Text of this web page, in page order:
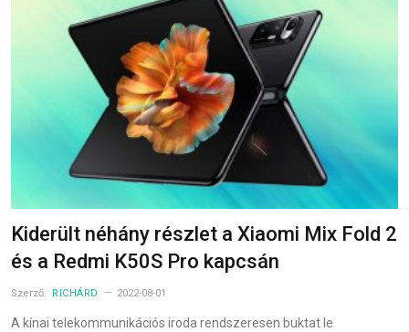
Kiderült néhány részlet a Xiaomi Mix Fold 2
és a Redmi K50S Pro kapcsán
Szerző: RICHÁRD 2022-08-01
A kínai telekommunikációs iroda rendszeresen buktat le